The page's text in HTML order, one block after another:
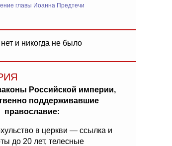
главы Иоанна Предтечи
и никогда не было
Российской империи,
поддерживавшие
православие:
в церкви — ссылка и
до 20 лет, телесные